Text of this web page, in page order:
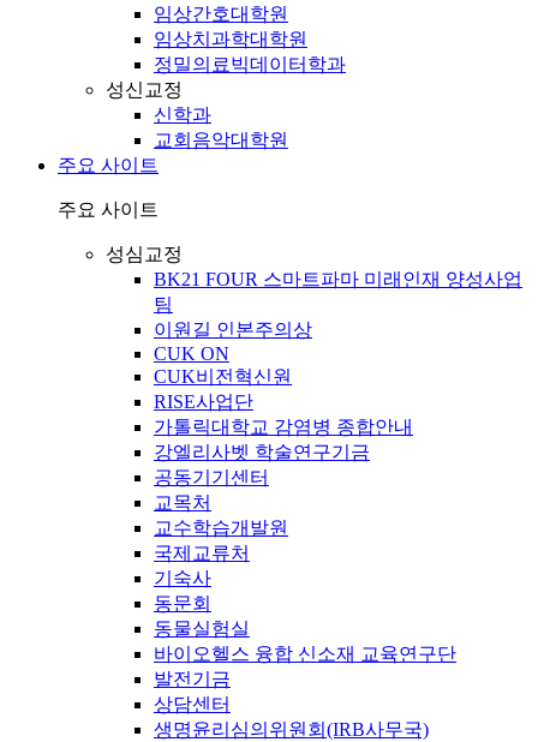
임상간호대학원
임상치과학대학원
정밀의료빅데이터학과
성신교정
신학과
교회음악대학원
주요 사이트
주요 사이트
성심교정
BK21 FOUR 스마트파마 미래인재 양성사업
팀
이원길 인본주의상
CUK ON
CUK비전혁신원
RISE사업단
가톨릭대학교 감염병 종합안내
강엘리사벳 학술연구기금
공동기기센터
교목처
교수학습개발원
국제교류처
기숙사
동문회
동물실험실
바이오헬스 융합 신소재 교육연구단
발전기금
상담센터
생명윤리심의위원회(IRB사무국)